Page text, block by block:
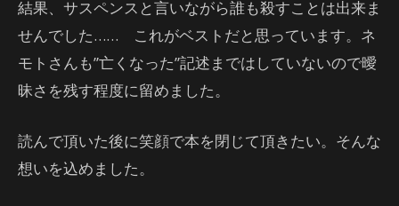
結果、サスペンスと言いながら誰も殺すことは出来ま
せんでした…… これがベストだと思っています。ネ
モトさんも”亡くなった”記述まではしていないので曖
昧さを残す程度に留めました。
読んで頂いた後に笑顔で本を閉じて頂きたい。そんな
想いを込めました。